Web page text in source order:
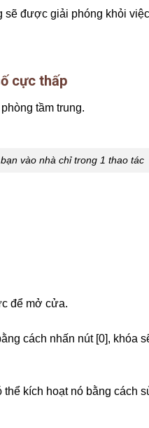
được giải phóng khỏi
cực thấp
tầm trung.
vào nhà chỉ trong 1 thao tác
để mở cửa.
cách nhấn nút [0], khóa
kích hoạt nó bằng cách